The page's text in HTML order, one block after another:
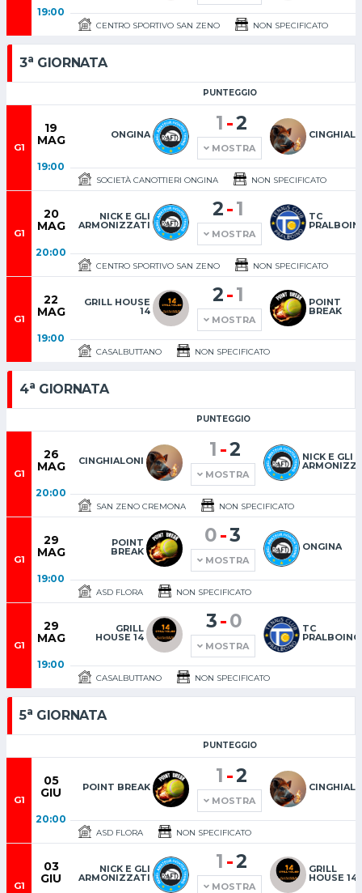
19:00
CENTRO SPORTIVO SAN ZENO NON SPECIFICATO
3a GIORNATA
PUNTEGGIO
G1
19
MAG
19:00
ONGINA 1 -2
MOSTRA
SOCIETÀ CANOTTIERI ONGINA NON SPECIFICATO
G1
20
MAG
20:00
NICK E GLI
ARMONIZZATI
2-1
MOSTRA
TC
CENTRO SPORTIVO SAN ZENO NON SPECIFICATO
G1
22
MAG
19:00
GRILL HOUSE
14
2-1
MOSTRA
POINT
BREAK
CASALBUTTANO NON SPECIFICATO
4a GIORNATA
PUNTEGGIO
G1
26
MAG
20:00
CINGHIALONI 1 -2
MOSTRA
NICK E GLI
SAN ZENO CREMONA NON SPECIFICATO
G1
29
MAG
19:00
POINT
BREAK
0-3
MOSTRA
ONGINA
ASD FLORA NON SPECIFICATO
G1
29
MAG
19:00
GRILL
HOUSE 14
3-0
MOSTRA
TC
PRALBOINO
CASALBUTTANO NON SPECIFICATO
5a GIORNATA
PUNTEGGIO
G1
05
GIU
20:00
POINT BREAK 1 -2
MOSTRA
ASD FLORA NON SPECIFICATO
G1
03
GIU
NICK E GLI
ARMONIZZATI
1 -2
MOSTRA
GRILL
HOUSE 14